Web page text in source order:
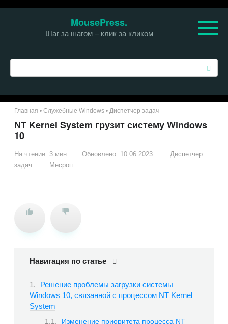
MousePress.
Шаг за шагом – клик за кликом
о
с
Главная • Служебные Windows • Диспетчер задач
NT Kernel System грузит систему Windows
10
На чтение: 3 мин Обновлено: 10.06.2023
Диспетчер
задач
Месроп
Навигация по статье
Решение проблемы загрузки системы
Windows 10, связанной с процессом NT Kernel
System
Изменение приоритета процесса NT